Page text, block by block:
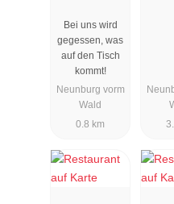
Bei uns wird
gegessen, was
auf den Tisch
kommt!
Neunburg vorm
Wald
0.8 km